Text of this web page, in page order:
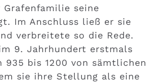
seine
Im Anschluss ließ er sie
verbreitete so die Rede.
9. Jahrhundert erstmals
935 bis 1200 von sämtlichen
sie ihre Stellung als eine